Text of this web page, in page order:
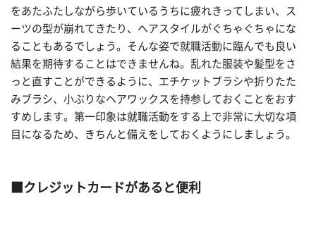
をあたふたしながら歩いているうちに疲れきってしまい、ス
ーツの型が崩れてきたり、ヘアスタイルがぐちゃぐちゃにな
ることもあるでしょう。そんな姿で就職活動に臨んでも良い
結果を期待することはできませんね。乱れた服装や髪型をさ
っと直すことができるように、エチケットブラシや折りたた
みブラシ、小ぶりなヘアワックスを持参しておくことをおす
すめします。第一印象は就職活動をする上で非常に大切な項
目になるため、きちんと備えをしておくようにしましょう。
■クレジットカードがあると便利